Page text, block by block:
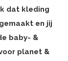
dat kleding
en jij
baby- &
planet &